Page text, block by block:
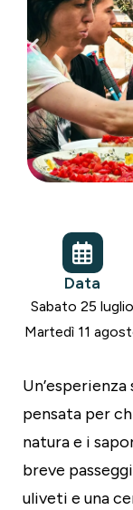
Data
Sabato 25 luglio
Martedì 11
pensata per
natura e i
breve
uliveti e una